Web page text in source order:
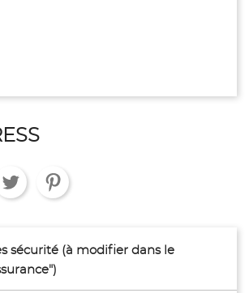
sécurité (à modifier dans le